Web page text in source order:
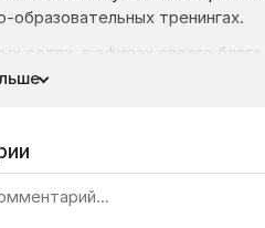
образовательных тренингах.
сетях, в эфирах своего
европейский путь Украины,
Алексей Гончаренко
что происходит у
шоу и показывает